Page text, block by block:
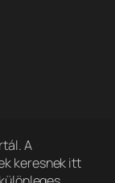
A
keresnek itt